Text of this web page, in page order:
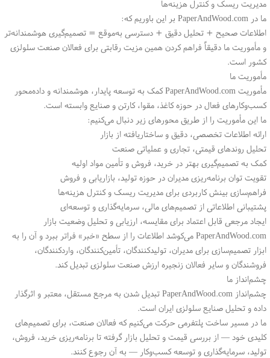
مدیریت ریسک و کنترل هزینه‌ها
ما در PaperAndWood.com بر این باوریم که:
اطلاعات صحیح + تحلیل دقیق + دسترسی به‌موقع = تصمیم‌گیری هوشمندانه‌تر
و مأموریت ما دقیقاً فراهم کردن همین مزیت رقابتی برای فعالان صنعت سلولزی
کشور است.
مأموریت ما
مأموریت PaperAndWood.com کمک به توسعه پایدار، هوشمندانه و داده‌محور
کسب‌وکارهای فعال در حوزه کاغذ، مقوا، کارتن و صنایع وابسته است.
ما این مأموریت را از طریق محورهای زیر دنبال می‌کنیم:
ارائه اطلاعات تخصصی، دقیق و ساختاریافته از بازار
تحلیل روندهای قیمتی، تجاری و عملیاتی صنعت
کمک به تصمیم‌گیری بهتر در خرید، فروش و تأمین مواد اولیه
تقویت توان برنامه‌ریزی مدیران در حوزه تولید، بازاریابی و فروش
فراهم‌سازی بینش کاربردی برای مدیریت ریسک و کنترل هزینه‌ها
پشتیبانی اطلاعاتی از تصمیم‌های مالی، سرمایه‌گذاری و توسعه‌ای
ایجاد مرجعی قابل اعتماد برای مقایسه، ارزیابی و تحلیل وضعیت بازار
PaperAndWood.com می‌کوشد اطلاعات را از سطح «خبر» فراتر ببرد و آن را به
ابزار تصمیم‌سازی برای مدیران، تولیدکنندگان، تأمین‌کنندگان، واردکنندگان،
فروشندگان و سایر فعالان زنجیره ارزش صنعت سلولزی تبدیل کند.
چشم‌انداز ما
چشم‌انداز PaperAndWood.com تبدیل شدن به مرجع مستقل، معتبر و اثرگذار
داده و تحلیل صنایع سلولزی ایران است.
ما در مسیر ساخت پلتفرمی حرکت می‌کنیم که فعالان صنعت، برای تصمیم‌های
کلیدی خود — از بررسی قیمت و تحلیل بازار گرفته تا برنامه‌ریزی خرید، فروش،
تولید، سرمایه‌گذاری و توسعه کسب‌وکار — به آن رجوع کنند.